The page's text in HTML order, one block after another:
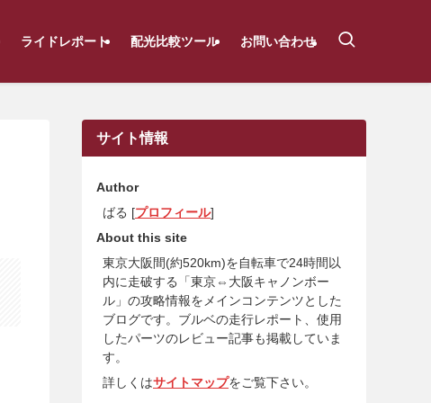
ライドレポート 配光比較ツール お問い合わせ
サイト情報
Author
ばる [プロフィール]
About this site
東京大阪間(約520km)を自転車で24時間以
内に走破する「東京⇔大阪キャノンボー
ル」の攻略情報をメインコンテンツとした
ブログです。ブルベの走行レポート、使用
したパーツのレビュー記事も掲載していま
す。
詳しくはサイトマップをご覧下さい。